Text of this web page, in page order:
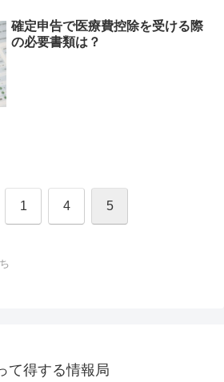
確定申告で医療費控除を受ける際
の必要書類は？
1 4 5
て得する情報局